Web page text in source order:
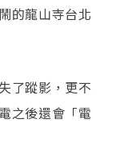
的龍山寺台北
了蹤影，更不
之後還會「電